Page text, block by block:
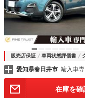
販売店保証 車両状態評価書
愛知県春日井市 輸入車
在庫を確